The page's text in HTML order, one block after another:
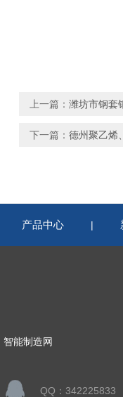
上一篇： 潍坊市钢套
下一篇： 德州聚乙烯
产品中心 |
智能制造网
QQ：342225833